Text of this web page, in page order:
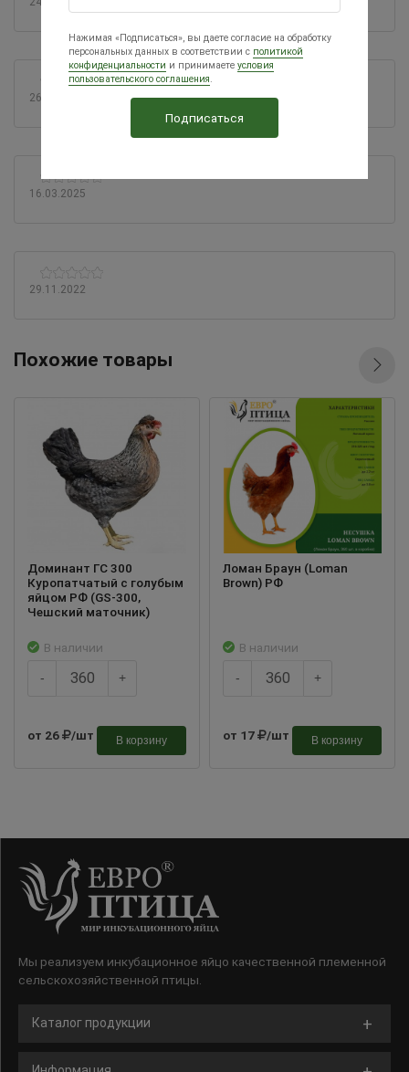
26.08.2025
16.03.2025
29.11.2022
Похожие товары
Доминант ГС 300
Куропатчатый с голубым
яйцом РФ (GS-300,
Чешский маточник)
В наличии
- +
от 26 /шт В корзину
Ломан Браун (Loman
Brown) РФ
В наличии
- +
от 17 /шт В корзину
Мы реализуем инкубационное яйцо качественной племенной
сельскохозяйственной птицы.
Каталог продукции
Нажимая «Подписаться», вы даете согласие на обработку
персональных данных в соответствии с политикой
конфиденциальности и принимаете условия
пользовательского соглашения.